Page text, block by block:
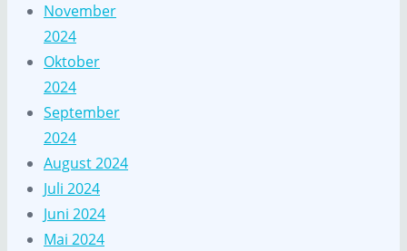
November
2024
Oktober
2024
September
2024
August 2024
Juli 2024
Juni 2024
Mai 2024